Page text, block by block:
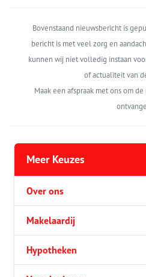
Bovenstaand nieuwsbericht is
bericht is met veel zorg en
kunnen wij niet volledig instaan
of actualiteit van
Maak een afspraak met ons om
Meer Keuzes
Over ons
Makelaardij
Hypotheken